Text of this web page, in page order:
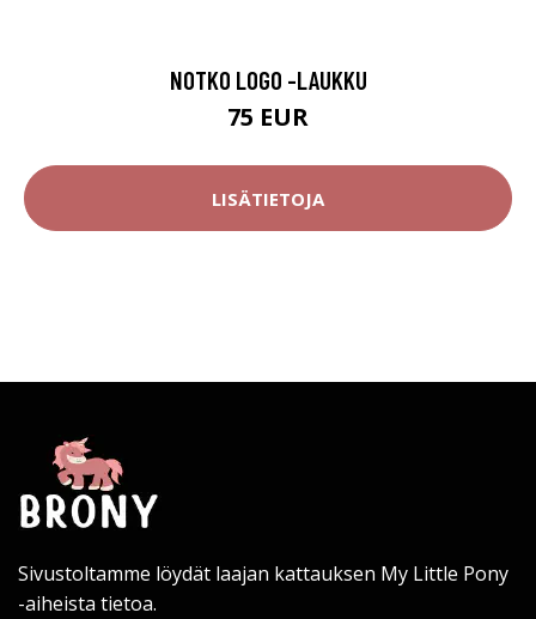
NOTKO LOGO -LAUKKU
75 EUR
LISÄTIETOJA
Sivustoltamme löydät laajan kattauksen My Little Pony
-aiheista tietoa.